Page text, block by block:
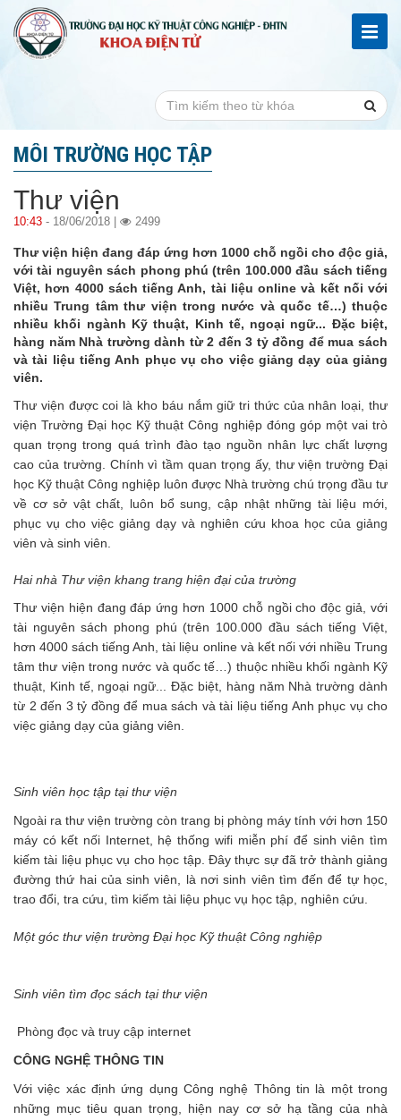
MÔI TRƯỜNG HỌC TẬP
Thư viện
10:43 - 18/06/2018 | 2499
Thư viện hiện đang đáp ứng hơn 1000 chỗ ngồi cho độc giả,
với tài nguyên sách phong phú (trên 100.000 đầu sách tiếng
Việt, hơn 4000 sách tiếng Anh, tài liệu online và kết nối với
nhiều Trung tâm thư viện trong nước và quốc tế…) thuộc
nhiều khối ngành Kỹ thuật, Kinh tế, ngoại ngữ... Đặc biệt,
hàng năm Nhà trường dành từ 2 đến 3 tỷ đồng để mua sách
và tài liệu tiếng Anh phục vụ cho việc giảng dạy của giảng
viên.
Thư viện được coi là kho báu nắm giữ tri thức của nhân loại, thư
viện Trường Đại học Kỹ thuật Công nghiệp đóng góp một vai trò
quan trọng trong quá trình đào tạo nguồn nhân lực chất lượng
cao của trường. Chính vì tầm quan trọng ấy, thư viện trường Đại
học Kỹ thuật Công nghiệp luôn được Nhà trường chú trọng đầu tư
về cơ sở vật chất, luôn bổ sung, cập nhật những tài liệu mới,
phục vụ cho việc giảng dạy và nghiên cứu khoa học của giảng
viên và sinh viên.
Hai nhà Thư viện khang trang hiện đại của trường
Thư viện hiện đang đáp ứng hơn 1000 chỗ ngồi cho độc giả, với
tài nguyên sách phong phú (trên 100.000 đầu sách tiếng Việt,
hơn 4000 sách tiếng Anh, tài liệu online và kết nối với nhiều Trung
tâm thư viện trong nước và quốc tế…) thuộc nhiều khối ngành Kỹ
thuật, Kinh tế, ngoại ngữ... Đặc biệt, hàng năm Nhà trường dành
từ 2 đến 3 tỷ đồng để mua sách và tài liệu tiếng Anh phục vụ cho
việc giảng dạy của giảng viên.
Sinh viên học tập tại thư viện
Ngoài ra thư viện trường còn trang bị phòng máy tính với hơn 150
máy có kết nối Internet, hệ thống wifi miễn phí để sinh viên tìm
kiếm tài liệu phục vụ cho học tập. Đây thực sự đã trở thành giảng
đường thứ hai của sinh viên, là nơi sinh viên tìm đến để tự học,
trao đổi, tra cứu, tìm kiếm tài liệu phục vụ học tập, nghiên cứu.
Một góc thư viện trường Đại học Kỹ thuật Công nghiệp
Sinh viên tìm đọc sách tại thư viện
Phòng đọc và truy cập internet
CÔNG NGHỆ THÔNG TIN
Với việc xác định ứng dụng Công nghệ Thông tin là một trong
những mục tiêu quan trọng, hiện nay cơ sở hạ tầng của nhà